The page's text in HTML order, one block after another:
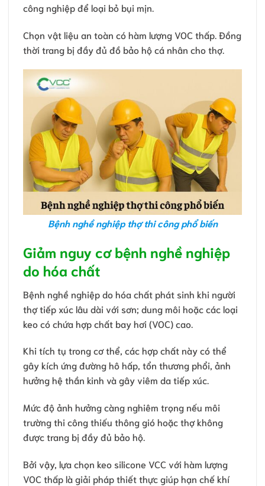
công nghiệp để loại bỏ bụi mịn.
Chọn vật liệu an toàn có hàm lượng VOC thấp. Đồng
thời trang bị đầy đủ đồ bảo hộ cá nhân cho thợ.
Bệnh nghề nghiệp thợ thi công phổ biến
Giảm nguy cơ bệnh nghề nghiệp
do hóa chất
Bệnh nghề nghiệp do hóa chất phát sinh khi người
thợ tiếp xúc lâu dài với sơn; dung môi hoặc các loại
keo có chứa hợp chất bay hơi (VOC) cao.
Khi tích tụ trong cơ thể, các hợp chất này có thể
gây kích ứng đường hô hấp, tổn thương phổi, ảnh
hưởng hệ thần kinh và gây viêm da tiếp xúc.
Mức độ ảnh hưởng càng nghiêm trọng nếu môi
trường thi công thiếu thông gió hoặc thợ không
được trang bị đầy đủ bảo hộ.
Bởi vậy, lựa chọn keo silicone VCC với hàm lượng
VOC thấp là giải pháp thiết thực giúp hạn chế khí